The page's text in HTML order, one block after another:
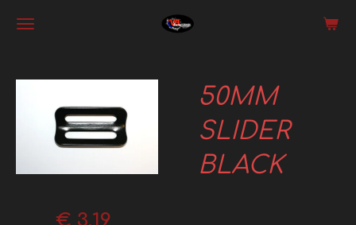
Ga
hoofdinhoud
50MM
SLIDER
BLACK